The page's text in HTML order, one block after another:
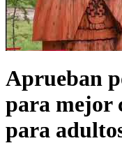
Aprueban
para mejor
para